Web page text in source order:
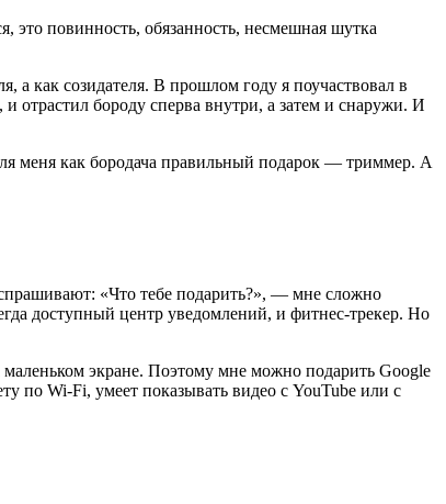
это повинность, обязанность, несмешная шутка
а как созидателя. В прошлом году я поучаствовал в
отрастил бороду сперва внутри, а затем и снаружи. И
меня как бородача правильный подарок — триммер. А
«Что тебе подарить?», — мне сложно
доступный центр уведомлений, и фитнес-трекер. Но
экране. Поэтому мне можно подарить Google
по Wi-Fi, умеет показывать видео с YouTube или с